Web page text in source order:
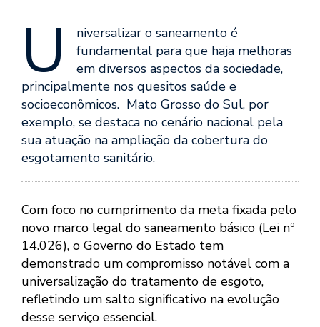
U
niversalizar o saneamento é
fundamental para que haja melhoras
em diversos aspectos da sociedade,
principalmente nos quesitos saúde e
socioeconômicos. Mato Grosso do Sul, por
exemplo, se destaca no cenário nacional pela
sua atuação na ampliação da cobertura do
esgotamento sanitário.
Com foco no cumprimento da meta fixada pelo
novo marco legal do saneamento básico (Lei nº
14.026), o Governo do Estado tem
demonstrado um compromisso notável com a
universalização do tratamento de esgoto,
refletindo um salto significativo na evolução
desse serviço essencial.